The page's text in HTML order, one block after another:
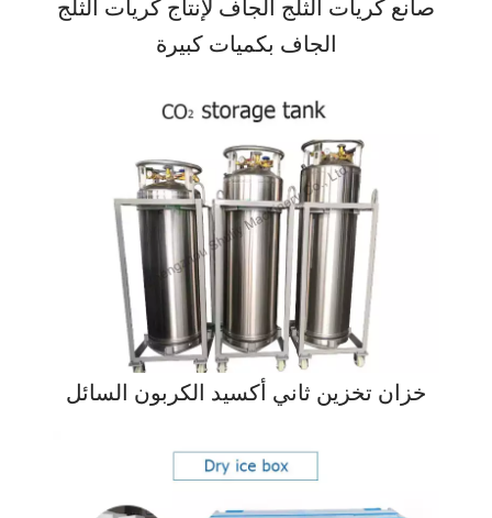
الجاف بكميات كبيرة
خزان تخزين ثاني أكسيد الكربون السائل